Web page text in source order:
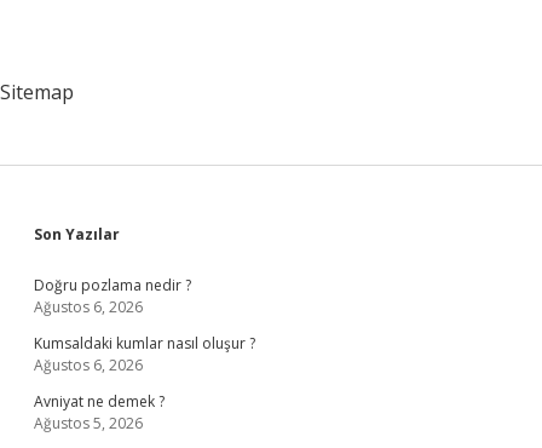
Sitemap
Sidebar
Son Yazılar
Doğru pozlama nedir ?
Ağustos 6, 2026
Kumsaldaki kumlar nasıl oluşur ?
Ağustos 6, 2026
Avniyat ne demek ?
Ağustos 5, 2026